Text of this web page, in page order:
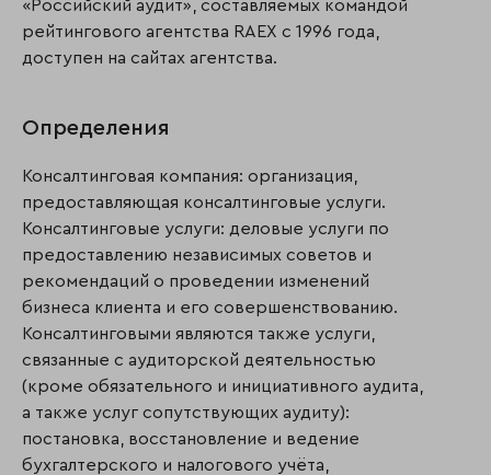
«Российский аудит», составляемых командой
рейтингового агентства RAEX с 1996 года,
доступен на сайтах агентства.
Определения
Консалтинговая компания: организация,
предоставляющая консалтинговые услуги.
Консалтинговые услуги: деловые услуги по
предоставлению независимых советов и
рекомендаций о проведении изменений
бизнеса клиента и его совершенствованию.
Консалтинговыми являются также услуги,
связанные с аудиторской деятельностью
(кроме обязательного и инициативного аудита,
а также услуг сопутствующих аудиту):
постановка, восстановление и ведение
бухгалтерского и налогового учёта,